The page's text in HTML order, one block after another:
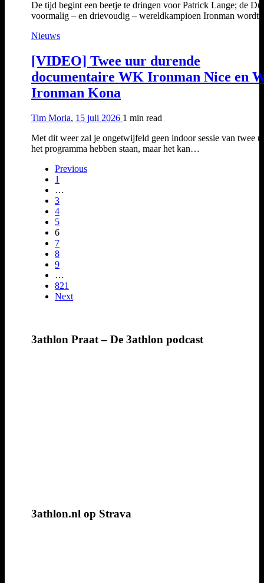
De tijd begint een beetje te dringen voor Patrick Lange; de
voormalig – en drievoudig – wereldkampioen Ironman
Nieuws
[VIDEO] Twee uur durende
documentaire WK Ironman Nice en
Ironman Kona
Tim Moria, 15 juli 2026 1 min read
Met dit weer zal je ongetwijfeld geen indoor sessie van twee
het programma hebben staan, maar het kan…
Previous
1
…
3
4
5
6
7
8
9
…
821
Next
3athlon Praat – De 3athlon podcast
3athlon.nl op Strava